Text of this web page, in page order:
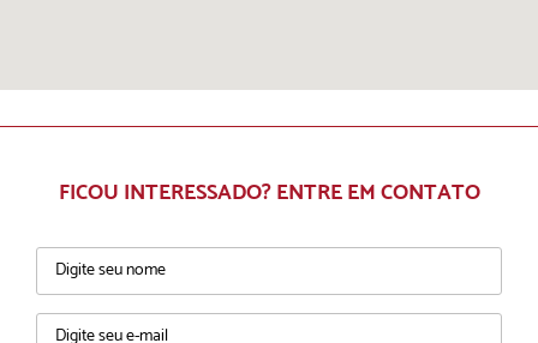
FICOU INTERESSADO? ENTRE EM CONTATO